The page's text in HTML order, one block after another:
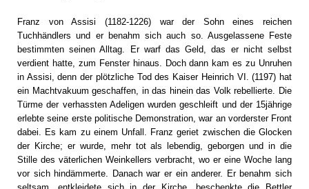
Franz von Assisi (1182-1226) war der Sohn eines reichen
Tuchhändlers und er benahm sich auch so. Ausgelassene Feste
bestimmten seinen Alltag. Er warf das Geld, das er nicht selbst
verdient hatte, zum Fenster hinaus. Doch dann kam es zu Unruhen
in Assisi, denn der plötzliche Tod des Kaiser Heinrich VI. (1197) hat
ein Machtvakuum geschaffen, in das hinein das Volk rebellierte. Die
Türme der verhassten Adeligen wurden geschleift und der 15jährige
erlebte seine erste politische Demonstration, war an vorderster Front
dabei. Es kam zu einem Unfall. Franz geriet zwischen die Glocken
der Kirche; er wurde, mehr tot als lebendig, geborgen und in die
Stille des väterlichen Weinkellers verbracht, wo er eine Woche lang
vor sich hindämmerte. Danach war er ein anderer. Er benahm sich